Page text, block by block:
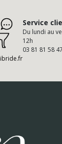
Service
Du lundi au
12h
03 81 81 58 47